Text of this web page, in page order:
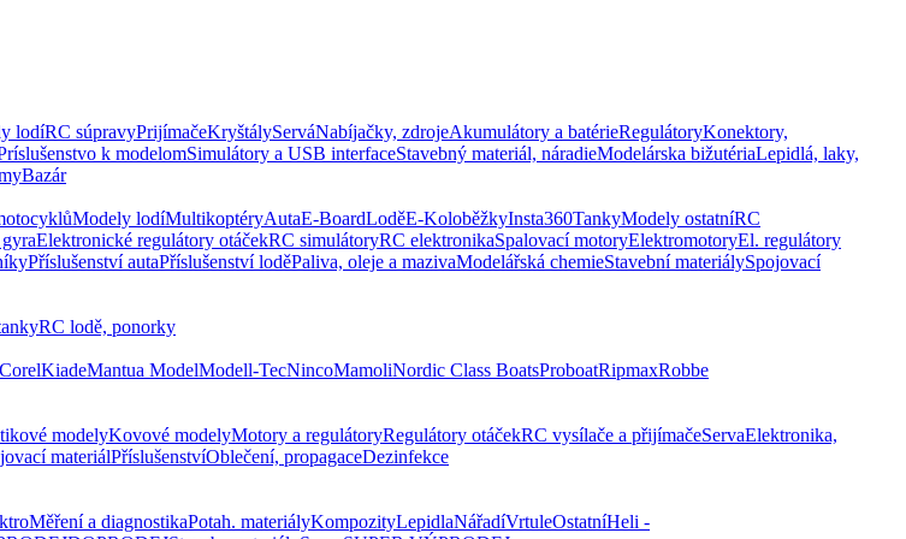
lodíRC súpravyPrijímačeKryštályServáNabíjačky, zdrojeAkumulátory a batérieRegulátoryKonektory,
k modelomSimulátory a USB interfaceStavebný materiál, náradieModelárska bižutériaLepidlá, laky,
Bazár
Modely lodíMultikoptéryAutaE-BoardLoděE-KoloběžkyInsta360TankyModely ostatníRC
Elektronické regulátory otáčekRC simulátoryRC elektronikaSpalovací motoryElektromotoryEl. regulátory
Příslušenství autaPříslušenství loděPaliva, oleje a mazivaModelářská chemieStavební materiálySpojovací
RC lodě, ponorky
CorelKiadeMantua ModelModell-TecNincoMamoliNordic Class BoatsProboatRipmaxRobbe
modelyKovové modelyMotory a regulátoryRegulátory otáčekRC vysílače a přijímačeServaElektronika,
materiálPříslušenstvíOblečení, propagaceDezinfekce
Měření a diagnostikaPotah. materiályKompozityLepidlaNářadíVrtuleOstatníHeli -